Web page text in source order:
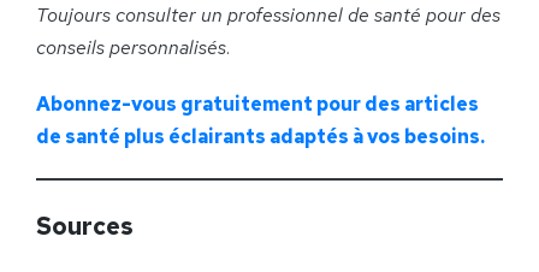
Toujours consulter un professionnel de santé pour des
conseils personnalisés.
Abonnez-vous gratuitement pour des articles
de santé plus éclairants adaptés à vos besoins.
Sources